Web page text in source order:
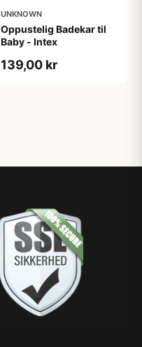
UNKNOWN
Oppustelig Badekar til
Baby - Intex
139,00 kr